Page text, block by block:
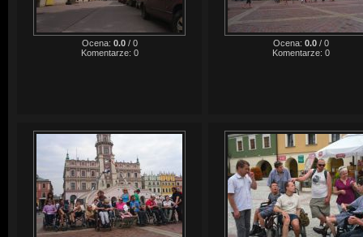
Ocena: 0.0/ 0
Komentarze: 0
Ocena: 0.0/ 0
Komentarze: 0